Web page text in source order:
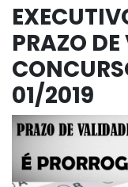
PRAZO
01/2019